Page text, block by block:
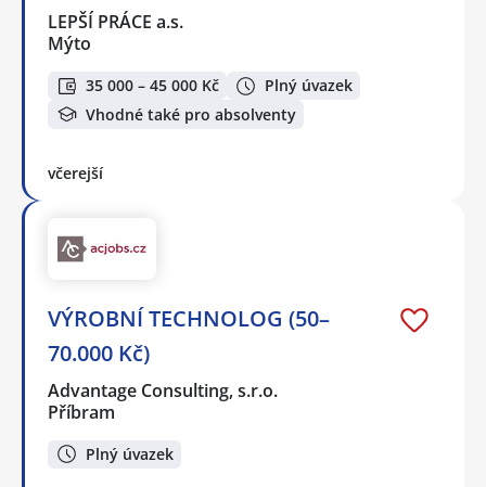
LEPŠÍ PRÁCE a.s.
Mýto
35 000 – 45 000 Kč
Plný úvazek
Vhodné také pro absolventy
včerejší
VÝROBNÍ TECHNOLOG (50–
70.000 Kč)
Advantage Consulting, s.r.o.
Příbram
Plný úvazek